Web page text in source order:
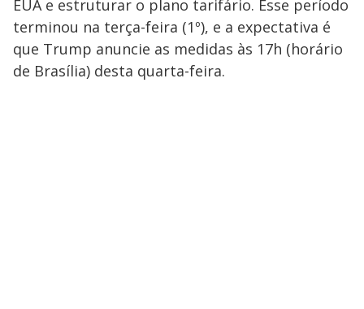
EUA e estruturar o plano tarifário. Esse período
terminou na terça-feira (1º), e a expectativa é
que Trump anuncie as medidas às 17h (horário
de Brasília) desta quarta-feira.